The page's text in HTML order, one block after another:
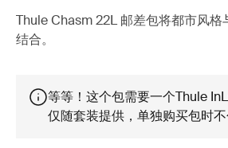
Thule Chasm 22L 邮差包将都市风格
结合。
等等！这个包需要一个Thule
仅随套装提供，单独购买包时